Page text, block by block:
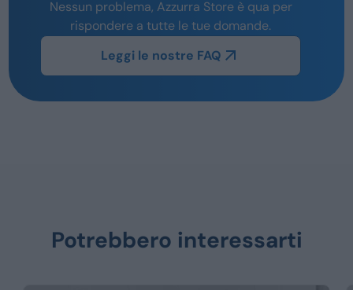
Nessun problema, Azzurra Store è qua per
rispondere a tutte le tue domande.
Leggi le nostre FAQ
Potrebbero interessarti